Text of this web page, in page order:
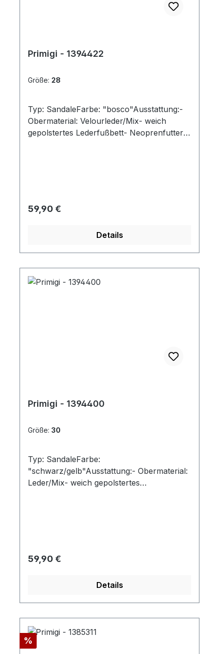
Primigi - 1394422
Größe: 28
Typ: SandaleFarbe: "bosco"Ausstattung:-
Obermaterial: Velourleder/Mix- weich
gepolstertes Lederfußbett- Neoprenfutter-
Regulärer Preis:
59,90 €
Details
Primigi - 1394400
Größe: 30
Typ: SandaleFarbe:
"schwarz/gelb"Ausstattung:- Obermaterial:
Leder/Mix- weich gepolstertes
Regulärer Preis:
59,90 €
Details
Rabatt
%